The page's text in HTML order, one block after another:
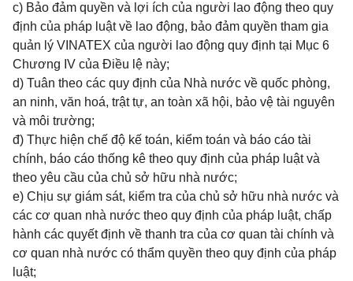
c) Bảo đảm quyền và lợi ích của người lao động theo quy
định của pháp luật về lao động, bảo đảm quyền tham gia
quản lý VINATEX của người lao động quy định tại Mục 6
Chương IV của Điều lệ này;
d) Tuân theo các quy định của Nhà nước về quốc phòng,
an ninh, văn hoá, trật tự, an toàn xã hội, bảo vệ tài nguyên
và môi trường;
đ) Thực hiện chế độ kế toán, kiểm toán và báo cáo tài
chính, báo cáo thống kê theo quy định của pháp luật và
theo yêu cầu của chủ sở hữu nhà nước;
e) Chịu sự giám sát, kiểm tra của chủ sở hữu nhà nước và
các cơ quan nhà nước theo quy định của pháp luật, chấp
hành các quyết định về thanh tra của cơ quan tài chính và
cơ quan nhà nước có thẩm quyền theo quy định của pháp
luật;